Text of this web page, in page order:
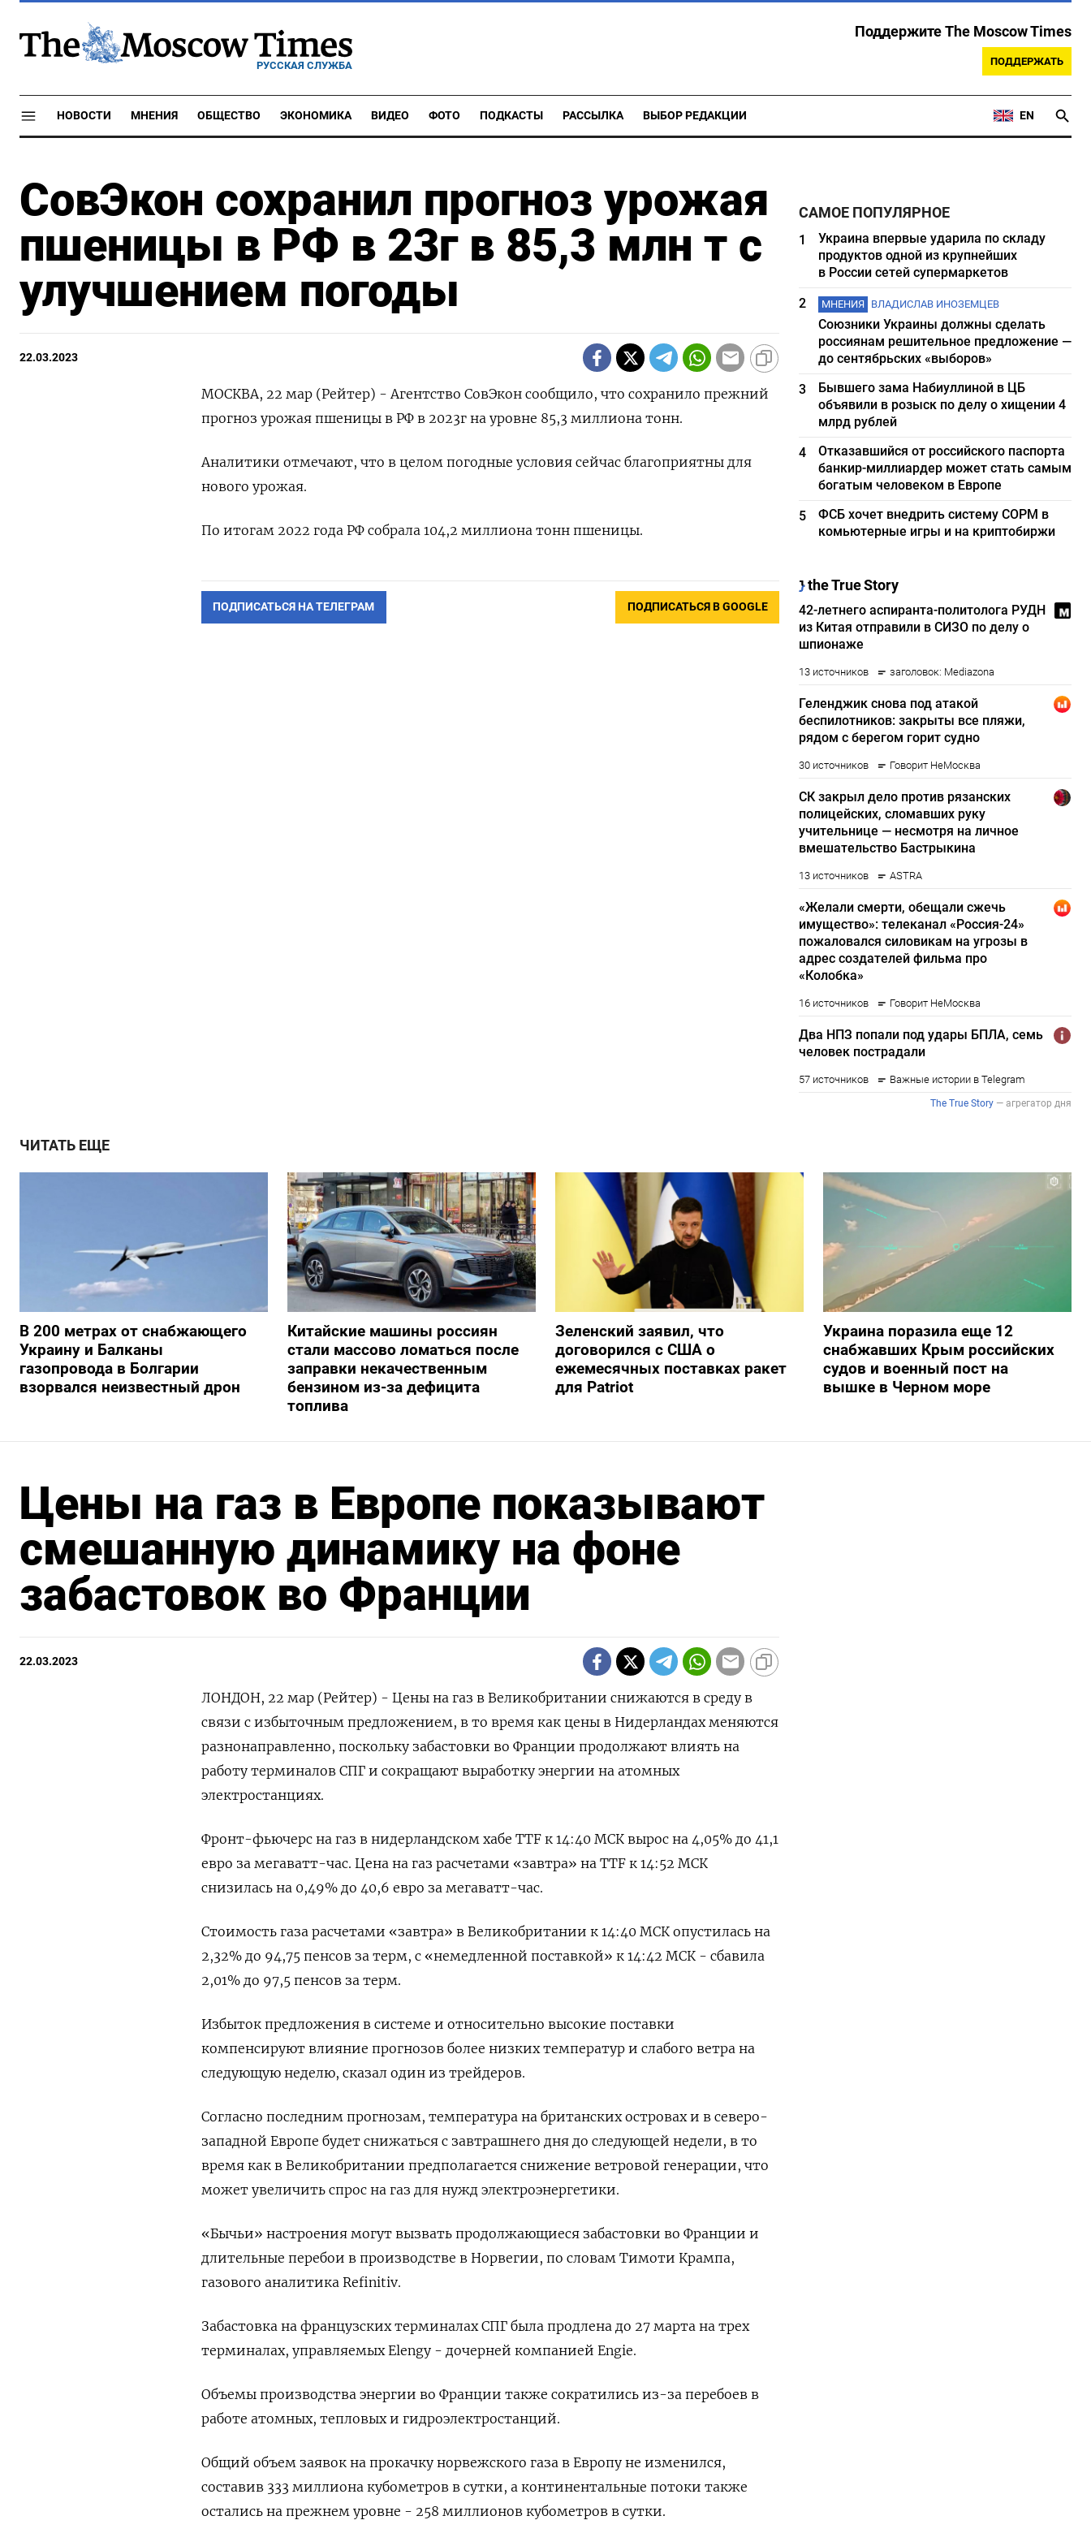
РУССКАЯ СЛУЖБА
Поддержите The Moscow Times
ПОДДЕРЖАТЬ
НОВОСТИ МНЕНИЯ ОБЩЕСТВО ЭКОНОМИКА ВИДЕО ФОТО ПОДКАСТЫ РАССЫЛКА ВЫБОР РЕДАКЦИИ EN
СовЭкон сохранил прогноз урожая
пшеницы в РФ в 23г в 85,3 млн т с
улучшением погоды
22.03.2023
МОСКВА, 22 мар (Рейтер) - Агентство СовЭкон сообщило, что сохранило прежний
прогноз урожая пшеницы в РФ в 2023г на уровне 85,3 миллиона тонн.
Аналитики отмечают, что в целом погодные условия сейчас благоприятны для
нового урожая.
По итогам 2022 года РФ собрала 104,2 миллиона тонн пшеницы.
ПОДПИСАТЬСЯ НА ТЕЛЕГРАМ ПОДПИСАТЬСЯ В GOOGLE
САМОЕ ПОПУЛЯРНОЕ
1
Украина впервые ударила по складу
продуктов одной из крупнейших
в России сетей супермаркетов
2
МНЕНИЯ ВЛАДИСЛАВ ИНОЗЕМЦЕВ
Союзники Украины должны сделать
россиянам решительное предложение —
до сентябрьских «выборов»
3
Бывшего зама Набиуллиной в ЦБ
объявили в розыск по делу о хищении 4
млрд рублей
4
Отказавшийся от российского паспорта
банкир-миллиардер может стать самым
богатым человеком в Европе
5
ФСБ хочет внедрить систему СОРМ в
комьютерные игры и на криптобиржи
ЧИТАТЬ ЕЩЕ
В 200 метрах от снабжающего
Украину и Балканы
газопровода в Болгарии
взорвался неизвестный дрон
Китайские машины россиян
стали массово ломаться после
заправки некачественным
бензином из-за дефицита
топлива
Зеленский заявил, что
договорился с США о
ежемесячных поставках ракет
для Patriot
Украина поразила еще 12
снабжавших Крым российских
судов и военный пост на
вышке в Черном море
Цены на газ в Европе показывают
смешанную динамику на фоне
забастовок во Франции
22.03.2023
ЛОНДОН, 22 мар (Рейтер) - Цены на газ в Великобритании снижаются в среду в
связи с избыточным предложением, в то время как цены в Нидерландах меняются
разнонаправленно, поскольку забастовки во Франции продолжают влиять на
работу терминалов СПГ и сокращают выработку энергии на атомных
электростанциях.
Фронт-фьючерс на газ в нидерландском хабе TTF к 14:40 МСК вырос на 4,05% до 41,1
евро за мегаватт-час. Цена на газ расчетами «завтра» на TTF к 14:52 МСК
снизилась на 0,49% до 40,6 евро за мегаватт-час.
Стоимость газа расчетами «завтра» в Великобритании к 14:40 МСК опустилась на
2,32% до 94,75 пенсов за терм, с «немедленной поставкой» к 14:42 МСК - сбавила
2,01% до 97,5 пенсов за терм.
Избыток предложения в системе и относительно высокие поставки
компенсируют влияние прогнозов более низких температур и слабого ветра на
следующую неделю, сказал один из трейдеров.
Согласно последним прогнозам, температура на британских островах и в северо-
западной Европе будет снижаться с завтрашнего дня до следующей недели, в то
время как в Великобритании предполагается снижение ветровой генерации, что
может увеличить спрос на газ для нужд электроэнергетики.
«Бычьи» настроения могут вызвать продолжающиеся забастовки во Франции и
длительные перебои в производстве в Норвегии, по словам Тимоти Крампа,
газового аналитика Refinitiv.
Забастовка на французских терминалах СПГ была продлена до 27 марта на трех
терминалах, управляемых Elengy - дочерней компанией Engie.
Объемы производства энергии во Франции также сократились из-за перебоев в
работе атомных, тепловых и гидроэлектростанций.
Общий объем заявок на прокачку норвежского газа в Европу не изменился,
составив 333 миллиона кубометров в сутки, а континентальные потоки также
остались на прежнем уровне - 258 миллионов кубометров в сутки.